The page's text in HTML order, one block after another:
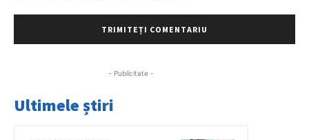
- Publicitate -
Ultimele știri